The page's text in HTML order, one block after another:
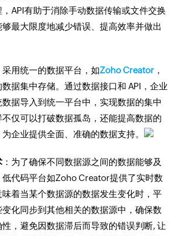
API有助于消除手动数据传输或文件交换
最大限度地减少错误、提高效率并做出
采用统一的数据平台，如Zoho Creator ，
据集中存储。通过数据接口和 API，企业
据导入到统一平台中，实现数据的集中
仅可以打破数据孤岛，还能提高数据的
企业提供全面、准确的数据支持。
：为了确保不同数据源之间的数据能够及
低代码平台如Zoho Creator提供了实时数
着当某个数据源的数据发生变化时，平
化同步到其他相关的数据源中，确保数
，避免因数据滞后而导致的错误判断, 让